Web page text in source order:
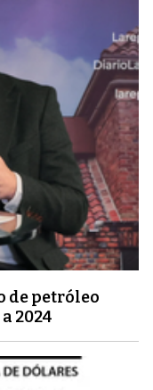
de petróleo
2024